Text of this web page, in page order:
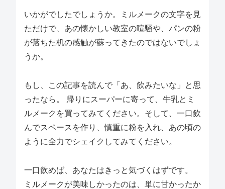
いかがでしたでしょうか。ミルメークの文字を見
ただけで、あの懐かしい教室の喧騒や、パンの粉
が落ちた机の感触が蘇ってきたのではないでしょ
うか。
もし、この記事を読んで「あ、飲みたいな」と思
ったなら。 帰りにスーパーに寄って、牛乳とミ
ルメークを買ってみてください。そして、一口飲
んでスペースを作り、慎重に粉を入れ、あの頃の
ように全力でシェイクしてみてください。
一口飲めば、あなたはきっと気づくはずです。
ミルメークが美味しかったのは、単に甘かったか